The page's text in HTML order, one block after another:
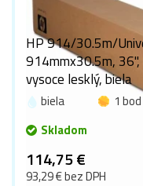
HP 914/30.5m/
914mmx30.5m,
vysoce lesklý, biela
biela
1 bod
Skladom
114,75 €
93,29 € bez DPH